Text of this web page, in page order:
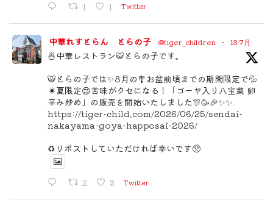
1 1 Twitter
中華れすとらん とらの子 @tiger_children · 13 7月
🍜中華レストラン🐯とらの子です。
🐯とらの子では✨8月の🎐お盆前頃までの期間限定で💦
☀️夏限定😍苦味がクセになる！「ゴーヤ入り八宝菜 卵
辛み炒め」の販売を開始いたしました🎊🥳🎉✨✨
https://tiger-child.com/2026/06/25/sendai-
nakayama-goya-happosai-2026/
♻️リポストしていただければ幸いです🥺
2 3 Twitter